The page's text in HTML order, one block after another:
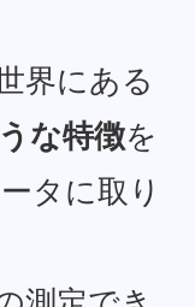
界にある
な特徴を
タに取り